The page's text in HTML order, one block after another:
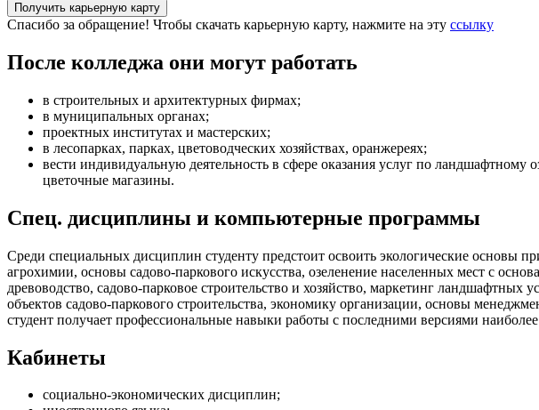
Спасибо за обращение! Чтобы скачать карьерную карту, нажмите на эту ссылку
После колледжа они могут работать
в строительных и архитектурных фирмах;
в муниципальных органах;
проектных институтах и мастерских;
в лесопарках, парках, цветоводческих хозяйствах, оранжереях;
вести индивидуальную деятельность в сфере оказания услуг по
цветочные магазины.
Спец. дисциплины и компьютерные программы
Среди специальных дисциплин студенту предстоит освоить экологические основы
агрохимии, основы садово-паркового искусства, озеленение населенных мест с
древоводство, садово-парковое строительство и хозяйство, маркетинг
объектов садово-паркового строительства, экономику организации, основы
студент получает профессиональные навыки работы с последними версиями
Кабинеты
социально-экономических дисциплин;